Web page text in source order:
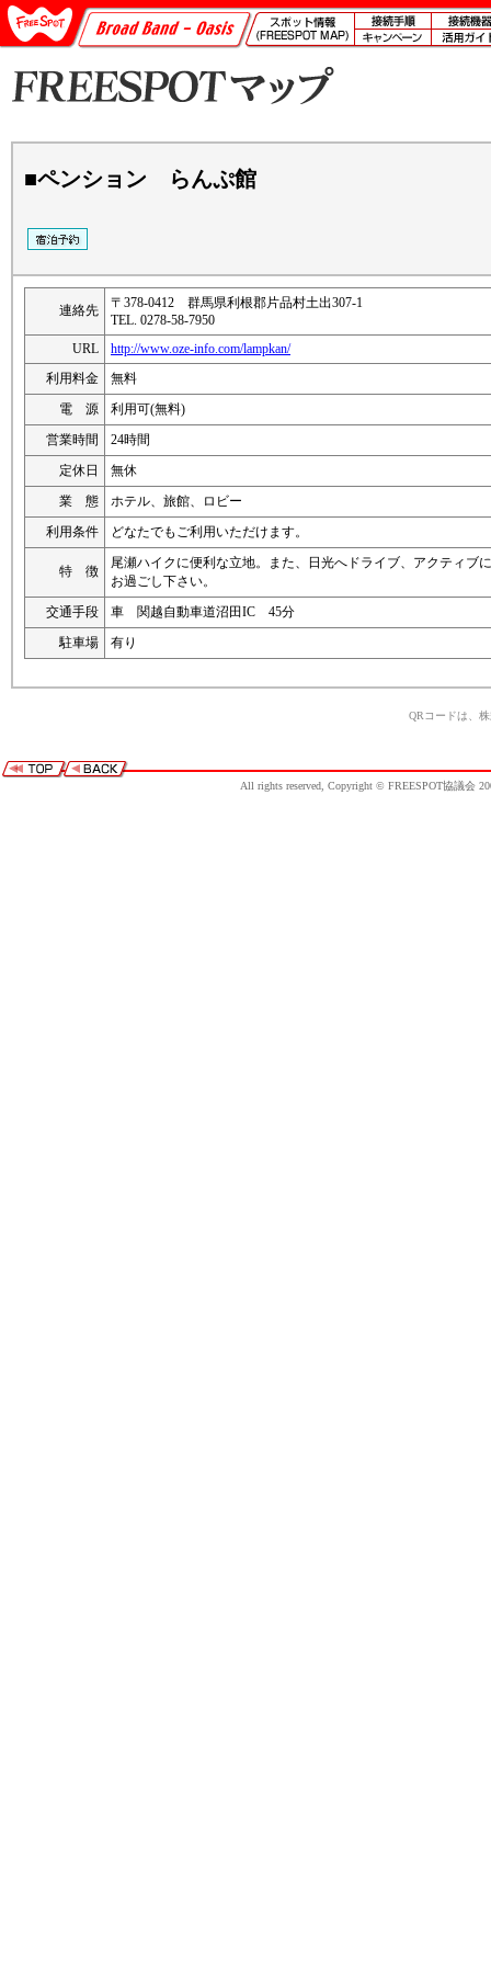
■ペンション らんぷ館
連絡先
〒378-0412 群馬県利根郡片品村土出307-1
TEL. 0278-58-7950
URL
http://www.oze-info.com/lampkan/
利用料金
無料
電 源
利用可(無料)
営業時間
24時間
定休日
無休
業 態
ホテル、旅館、ロビー
利用条件
どなたでもご利用いただけます。
特 徴
尾瀬ハイクに便利な立地。また、日光へドライブ、アクティブ
お過ごし下さい。
交通手段
車 関越自動車道沼田IC 45分
駐車場
有り
QRコードは、
All rights reserved, Copyright © FREESPOT協議会